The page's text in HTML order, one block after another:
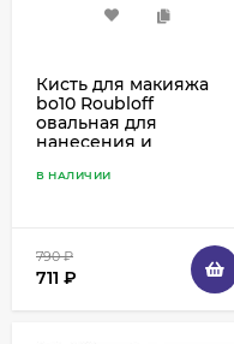
Кисть для макияжа
bo10 Roubloff
овальная для
нанесения и
белка
В НАЛИЧИИ
790₽
711 ₽